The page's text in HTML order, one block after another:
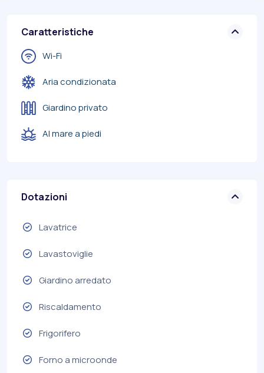
Caratteristiche
Wi-Fi
Aria condizionata
Giardino privato
Al mare a piedi
Dotazioni
Lavatrice
Lavastoviglie
Giardino arredato
Riscaldamento
Frigorifero
Forno a microonde